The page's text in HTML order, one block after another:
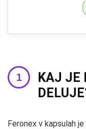
KAJ JE
Feronex v kapsulah